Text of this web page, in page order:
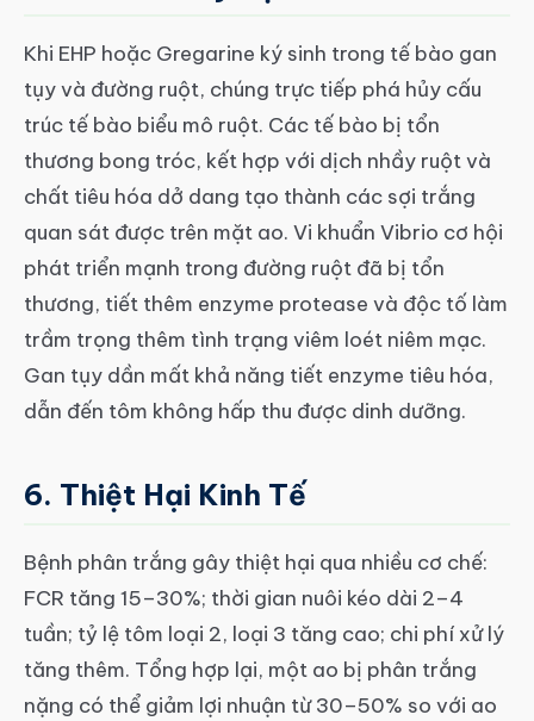
Khi EHP hoặc Gregarine ký sinh trong tế bào gan
tụy và đường ruột, chúng trực tiếp phá hủy cấu
trúc tế bào biểu mô ruột. Các tế bào bị tổn
thương bong tróc, kết hợp với dịch nhầy ruột và
chất tiêu hóa dở dang tạo thành các sợi trắng
quan sát được trên mặt ao. Vi khuẩn Vibrio cơ hội
phát triển mạnh trong đường ruột đã bị tổn
thương, tiết thêm enzyme protease và độc tố làm
trầm trọng thêm tình trạng viêm loét niêm mạc.
Gan tụy dần mất khả năng tiết enzyme tiêu hóa,
dẫn đến tôm không hấp thu được dinh dưỡng.
6. Thiệt Hại Kinh Tế
Bệnh phân trắng gây thiệt hại qua nhiều cơ chế:
FCR tăng 15–30%; thời gian nuôi kéo dài 2–4
tuần; tỷ lệ tôm loại 2, loại 3 tăng cao; chi phí xử lý
tăng thêm. Tổng hợp lại, một ao bị phân trắng
nặng có thể giảm lợi nhuận từ 30–50% so với ao